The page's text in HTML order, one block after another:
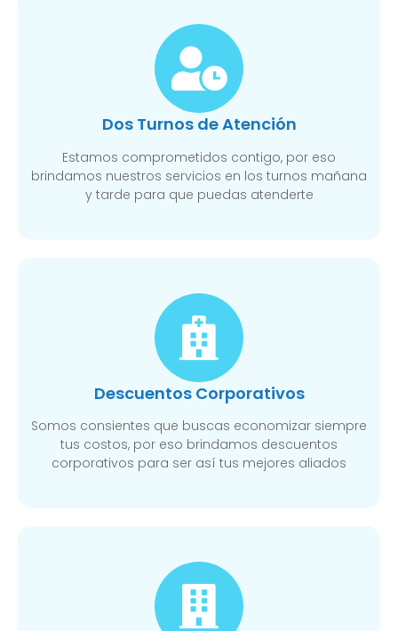
Dos Turnos de Atención
Estamos comprometidos contigo, por eso
brindamos nuestros servicios en los turnos mañana
y tarde para que puedas atenderte
Descuentos Corporativos
Somos consientes que buscas economizar siempre
tus costos, por eso brindamos descuentos
corporativos para ser así tus mejores aliados